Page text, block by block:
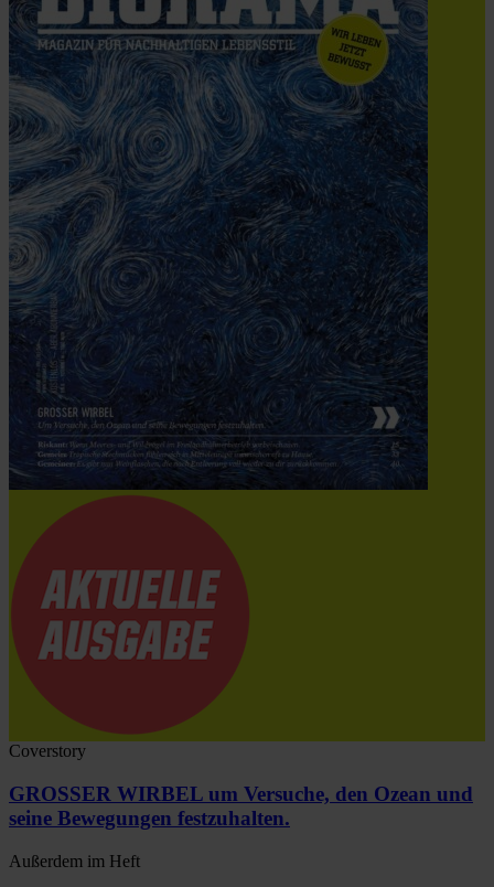
Coverstory
GROSSER WIRBEL um Versuche, den Ozean und
seine Bewegungen festzuhalten.
Außerdem im Heft